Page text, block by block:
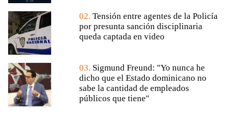
02. Tensión entre agentes de la Policía
por presunta sanción disciplinaria
queda captada en video
03. Sigmund Freund: "Yo nunca he
dicho que el Estado dominicano no
sabe la cantidad de empleados
públicos que tiene"